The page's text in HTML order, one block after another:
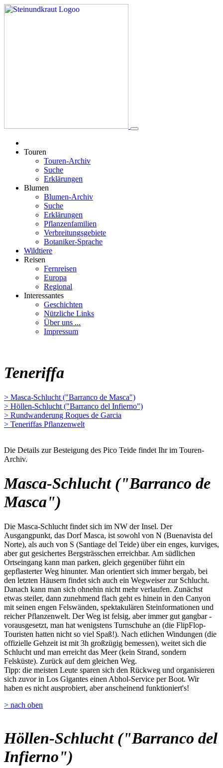
Touren
Touren-Archiv
Suche
Erklärungen
Blumen
Blumen-Archiv
Suche
Erklärungen
Pflanzenfamilien
Verbreitungsgebiete
Botaniker-Sprache
Wildtiere
Reisen
Fernreisen
Europa
Regional
Interessantes
Geschichten
Nützliche Links
Über uns ...
Impressum
Teneriffa
> Masca-Schlucht ("Barranco de Masca")
> Höllen-Schlucht ("Barranco del Infierno")
> Rundwanderung Roques de Garcia
> Teneriffas Pflanzenwelt
Die Details zur Besteigung des Pico Teide findet Ihr im Touren-
Archiv.
Masca-Schlucht ("Barranco de
Masca")
Die Masca-Schlucht findet sich im NW der Insel. Der
Ausgangpunkt, das Dorf Masca, ist sowohl von N (Buenavista del
Norte), als auch von S (Santiage del Teide) über ein enges, kurviges,
aber gut gesichertes Bergsträsschen erreichbar. Am südlichen
Ortseingang kann man parken, gleich gegenüber führt ein
gepflasterter Weg hinunter. Man orientiert sich immer bergab, bei
den letzten Häusern findet sich auch ein Wegweiser zur Schlucht.
Danach kann man sich ohnehin nicht mehr verlaufen. Zunächst
etwas steiler, dann zunehmend flach geht es hinein in den Canyon
mit seinen engen Felswänden, spektakulären Steinformationen und
reicher Pflanzenwelt. Der Weg ist felsig, aber immer gut gangbar -
vorausgesetzt, man hat wenigstens Turnschuhe an (die FlipFlop-
Touristen hatten nicht so viel Spaß!). Nach etlichen Windungen (die
offizielle Gehzeit ist mit 3h großzügig bemessen), weitet sich die
Schlucht und man erreicht das Meer (kein Strand, sondern
Felsküste). Zurück auf dem gleichen Weg.
Tipp: die meisten Leute sparen sich den Rückweg und organisieren
sich zuvor in Los Gigantes einen Abhol-Service per Boot. Wir
haben es nicht ausprobiert, aber anscheinend funktioniert's!
> nach oben
Höllen-Schlucht ("Barranco del
Infierno")